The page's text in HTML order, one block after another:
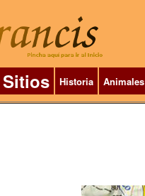
Sitios Historia Animales